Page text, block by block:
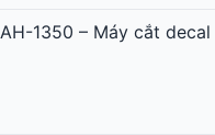
AH-1350 – Máy cắt